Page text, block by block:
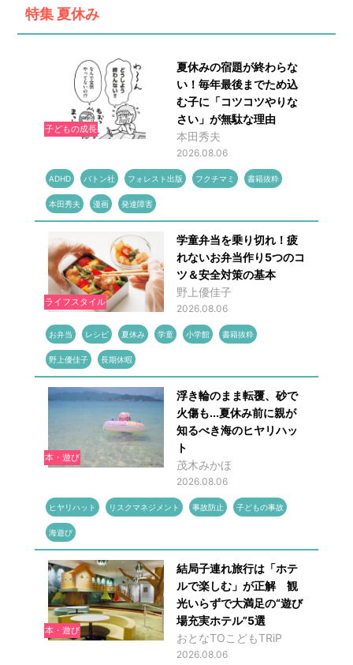
特集 夏休み
子どもの成長
夏休みの宿題が終わらな
い！毎年最後までため込
む子に「コツコツやりな
さい」が無駄な理由
本田秀夫
2026.08.06
ADHD バトン社 フォレスト出版 フクチマミ 書籍抜粋
本田秀夫 漫画 発達障害
ライフスタイル
学童弁当を乗り切れ！疲
れないお弁当作り5つのコ
ツ＆安全対策の基本
野上優佳子
2026.08.06
お弁当 レシピ 夏休み 学童 小学館 書籍抜粋
野上優佳子 長期休暇
本・遊び
浮き輪のまま転覆、砂で
火傷も...夏休み前に親が
知るべき海のヒヤリハッ
ト
茂木みかほ
2026.08.06
ヒヤリハット リスクマネジメント 事故防止 子どもの事故
海遊び
本・遊び
結局子連れ旅行は「ホテ
ルで楽しむ」が正解 観
光いらずで大満足の“遊び
場充実ホテル”5選
おとなTOこどもTRiP
2026.08.06